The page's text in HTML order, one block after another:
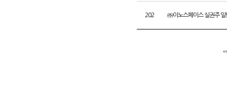
202 ㈜이노스페이스 실권주 일